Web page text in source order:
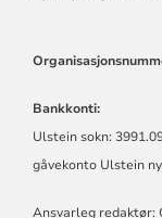
Bankkonti:
Ulstein sokn:
gåvekonto Ulstein
Ansvarleg redaktør: